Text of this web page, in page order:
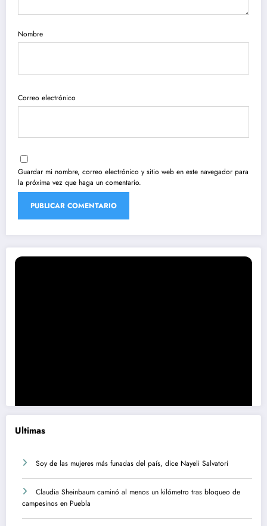
Nombre
Correo electrónico
Guardar mi nombre, correo electrónico y sitio web en este navegador para
la próxima vez que haga un comentario.
Ultimas
Soy de las mujeres más funadas del país, dice Nayeli Salvatori
Claudia Sheinbaum caminó al menos un kilómetro tras bloqueo de
campesinos en Puebla